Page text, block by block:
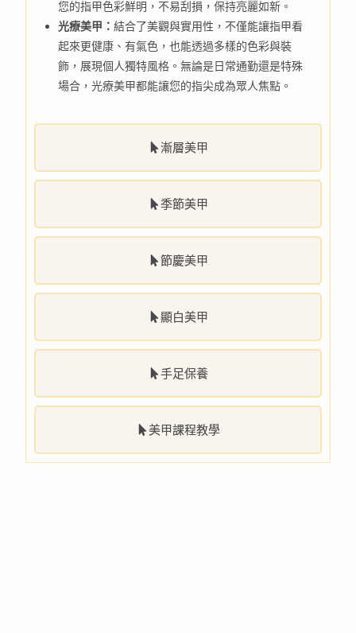
漸層美甲
季節美甲
節慶美甲
顯白美甲
手足保養
美甲課程教學
您的指甲色彩鮮明，不易刮損，保持亮麗如新。
光療美甲：結合了美觀與實用性，不僅能讓指甲看
起來更健康、有氣色，也能透過多樣的色彩與裝
飾，展現個人獨特風格。無論是日常通勤還是特殊
場合，光療美甲都能讓您的指尖成為眾人焦點。